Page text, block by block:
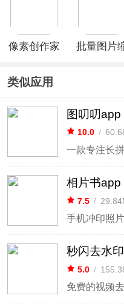
像素创作家
批量图片
类似应用
图叨叨app
10.0 /
一款专注长
相片书app
7.5 /
手机冲印照
秒闪去水
5.0 /
免费的视频